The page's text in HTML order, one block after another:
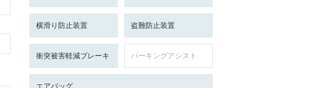
横滑り防止装置 盗難防止装置
衝突被害軽減ブレーキ パーキングアシスト
エアバッグ